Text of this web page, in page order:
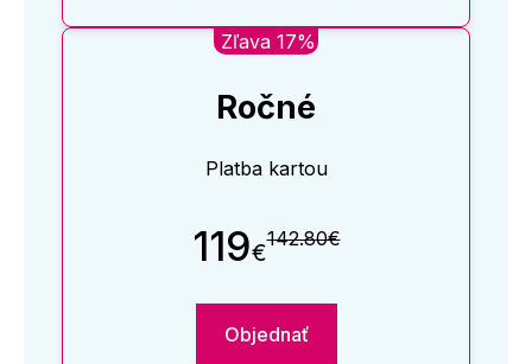
Zľava 17%
Ročné
Platba kartou
119€142.80€
Objednať